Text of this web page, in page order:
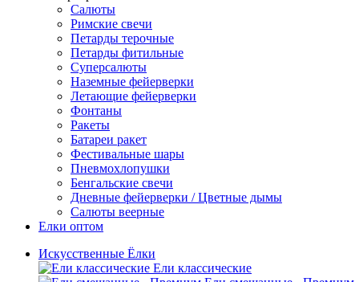
Салюты
Римские свечи
Петарды терочные
Петарды фитильные
Суперсалюты
Наземные фейерверки
Летающие фейерверки
Фонтаны
Ракеты
Батареи ракет
Фестивальные шары
Пневмохлопушки
Бенгальские свечи
Дневные фейерверки / Цветные дымы
Салюты веерные
Елки оптом
Искусственные Ёлки
Ели классические